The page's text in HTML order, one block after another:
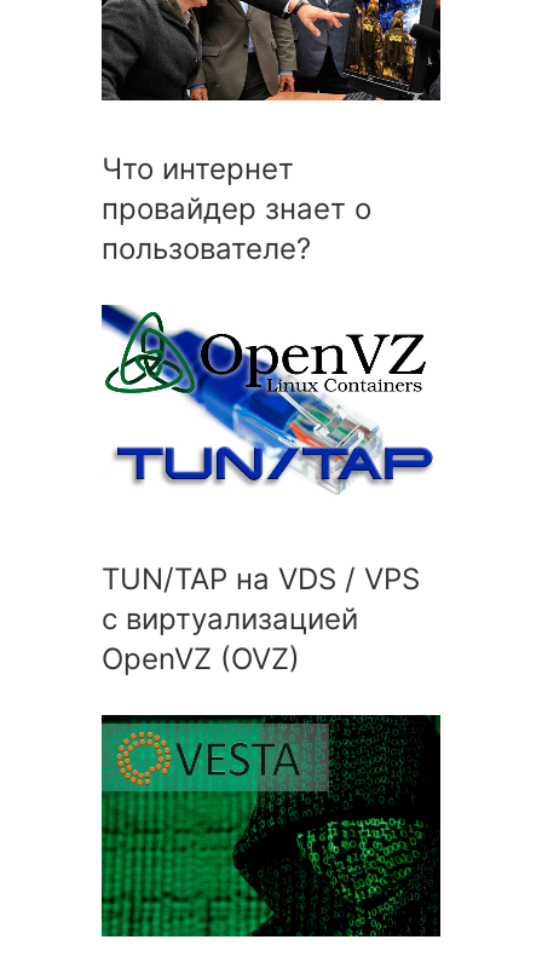
Что интернет
провайдер знает о
пользователе?
TUN/TAP на VDS / VPS
с виртуализацией
OpenVZ (OVZ)